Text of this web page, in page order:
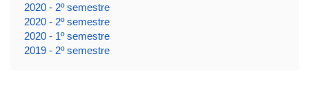
2020 - 2º semestre
2020 - 2º semestre
2020 - 1º semestre
2019 - 2º semestre